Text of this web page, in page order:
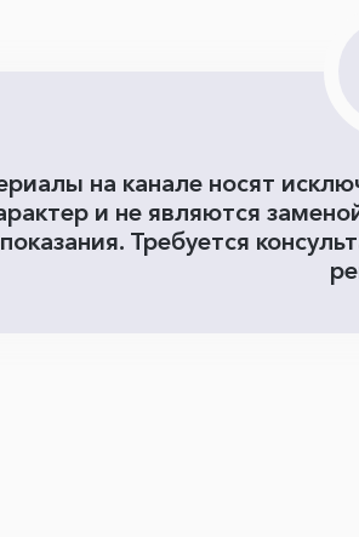
на канале носят
и не являются
Требуется